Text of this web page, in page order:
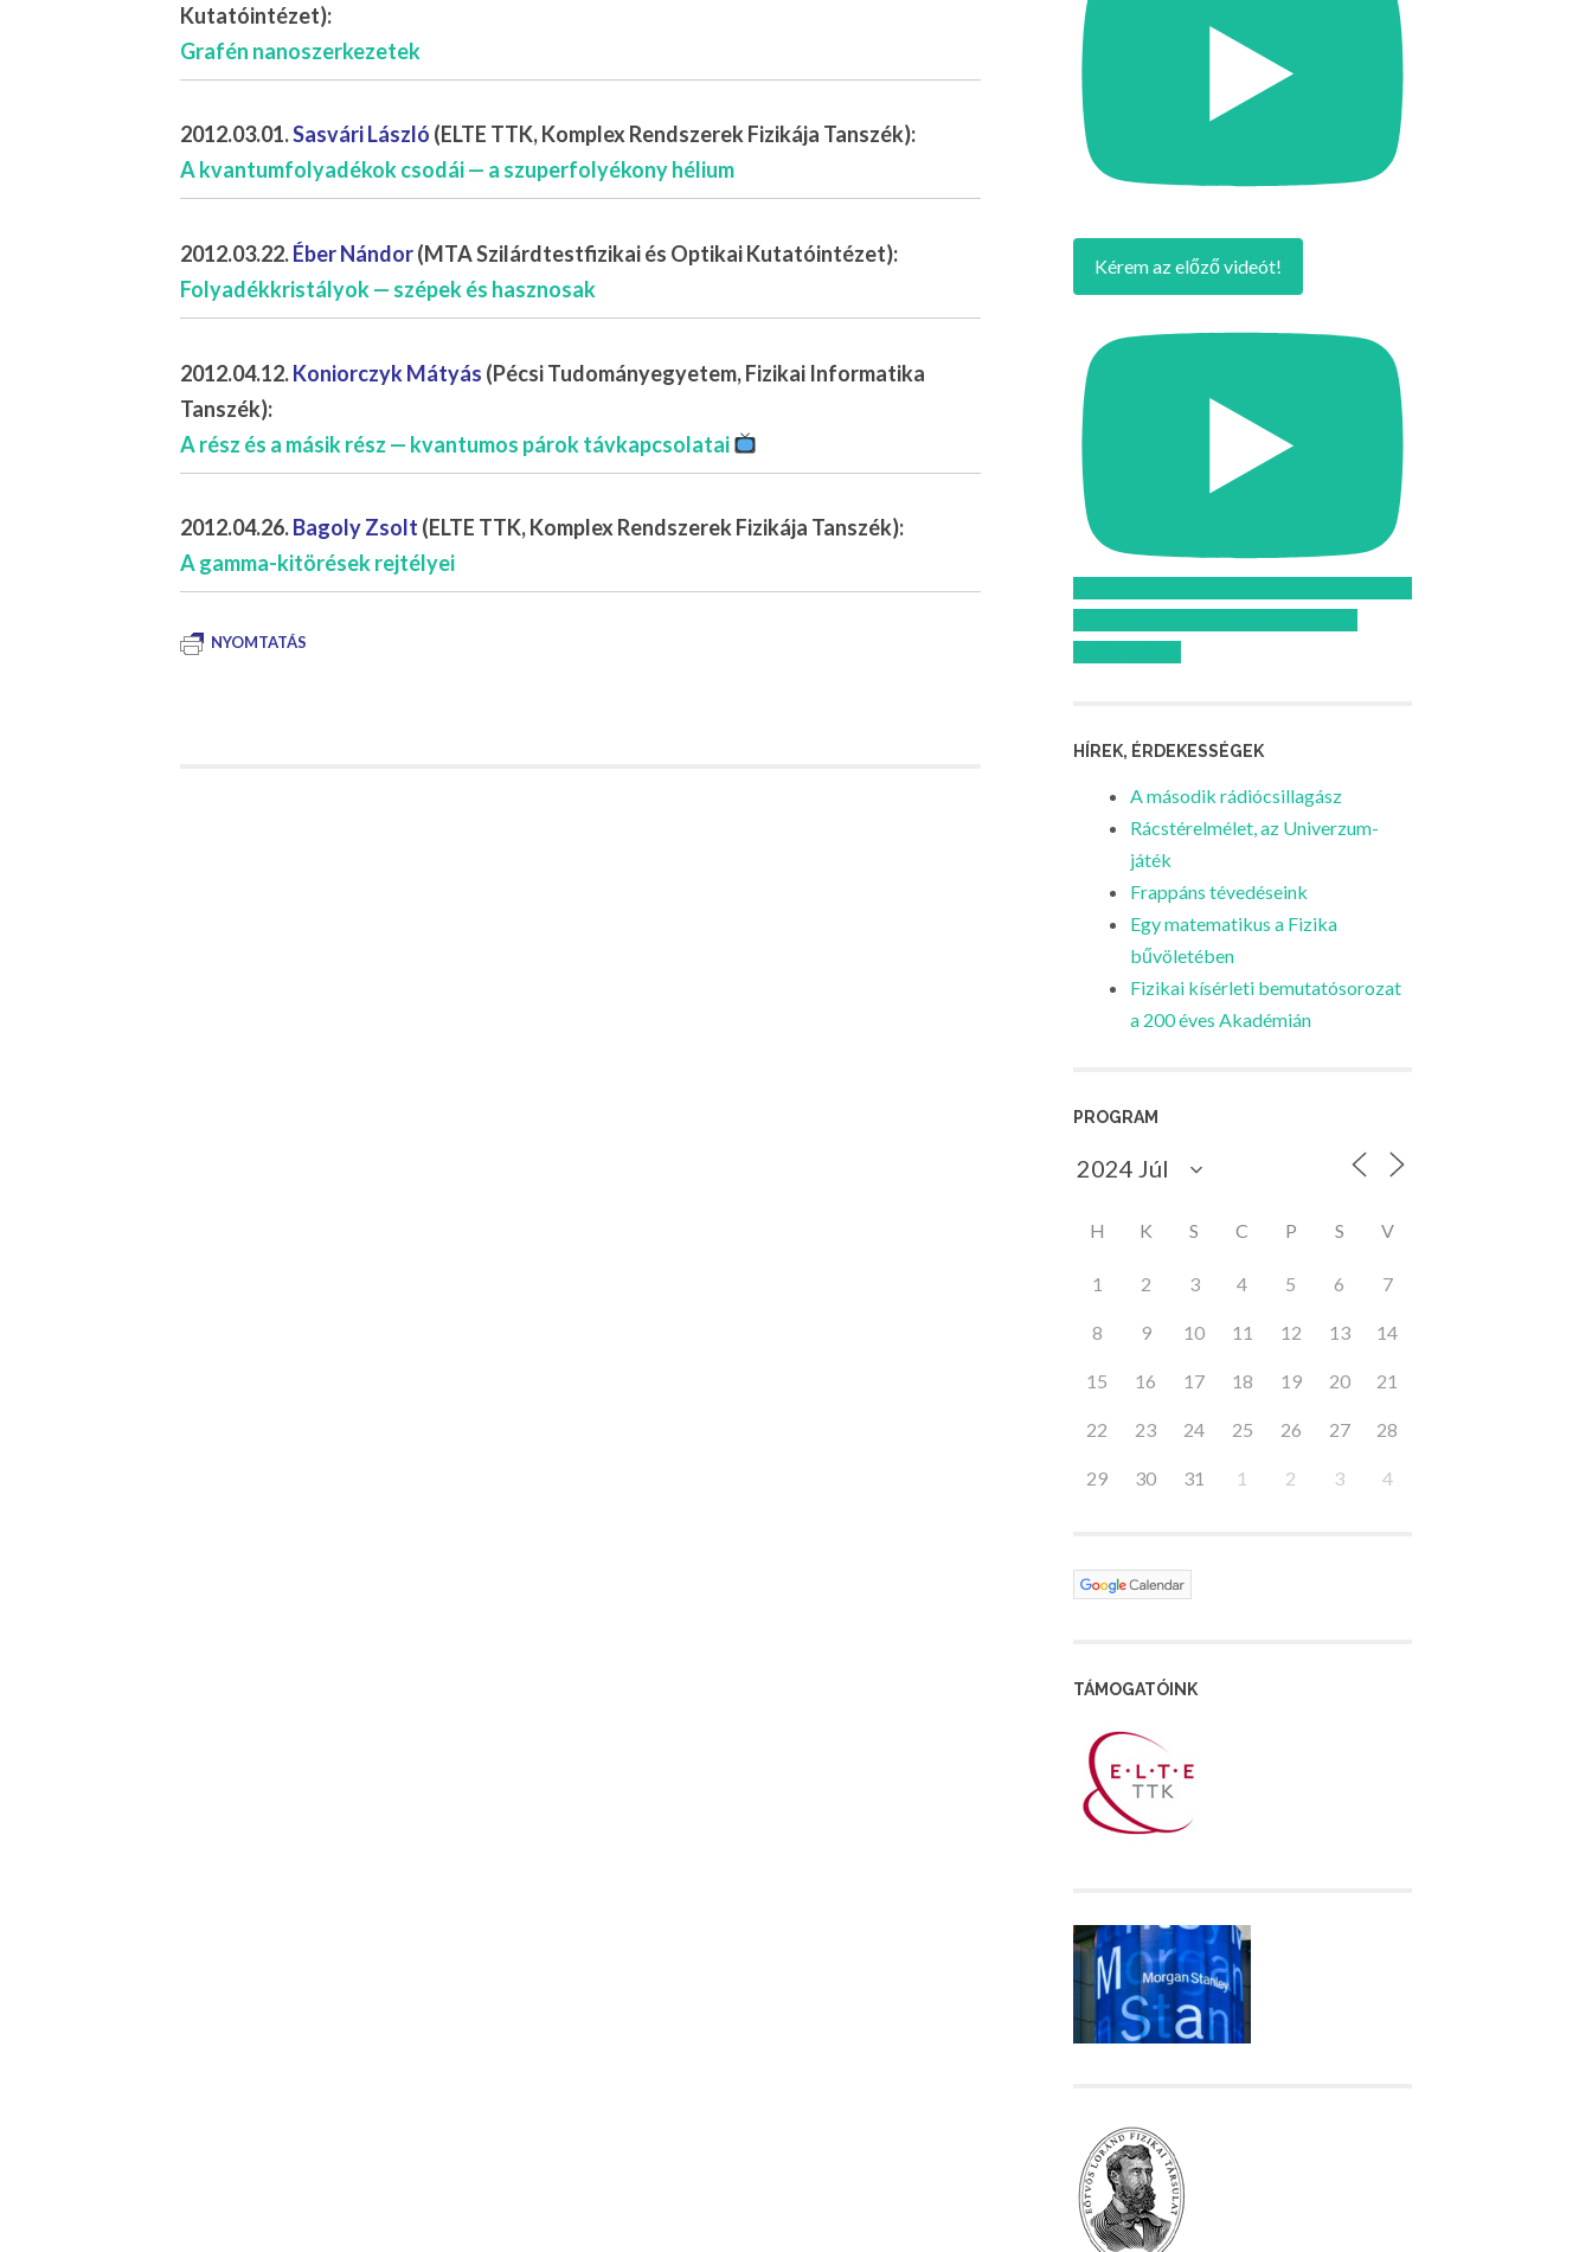
Kutatóintézet):
Grafén nanoszerkezetek
2012.03.01.Sasvári László (ELTE TTK, Komplex Rendszerek Fizikája Tanszék):
A kvantumfolyadékok csodái — a szuperfolyékony hélium
2012.03.22.Éber Nándor(MTA Szilárdtestfizikai és Optikai Kutatóintézet):
Folyadékkristályok — szépek és hasznosak
2012.04.12.Koniorczyk Mátyás (Pécsi Tudományegyetem, Fizikai Informatika
Tanszék):
A rész és a másik rész — kvantumos párok távkapcsolatai
2012.04.26.Bagoly Zsolt (ELTE TTK, Komplex Rendszerek Fizikája Tanszék):
A gamma-kitörések rejtélyei
NYOMTATÁS
Kérem az előző videót!
HÍREK, ÉRDEKESSÉGEK
A második rádiócsillagász
Rácstérelmélet, az Univerzum-
játék
Frappáns tévedéseink
Egy matematikus a Fizika
bűvöletében
Fizikai kísérleti bemutatósorozat
a 200 éves Akadémián
PROGRAM
H K S C P S V
1 2 3 4 5 6 7
8 9 10 11 12 13 14
15 16 17 18 19 20 21
22 23 24 25 26 27 28
29 30 31 1 2 3 4
TÁMOGATÓINK